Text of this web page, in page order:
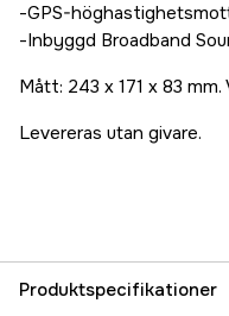
-GPS-
-Inbyggd Broadband
Mått: 243 x 171 x 83 mm.
Levereras utan givare.
Produktspecifikationer